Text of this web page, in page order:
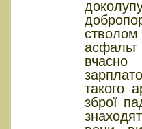
асфальт
вчасно
такого
зброї